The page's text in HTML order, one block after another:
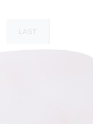
LAST